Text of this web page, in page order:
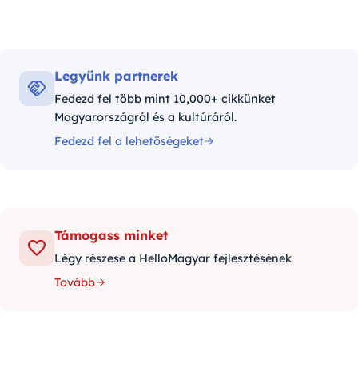
Legyünk partnerek
Fedezd fel több mint 10,000+ cikkünket
Magyarországról és a kultúráról.
Fedezd fel a lehetőségeket
Támogass minket
Légy részese a HelloMagyar fejlesztésének
Tovább